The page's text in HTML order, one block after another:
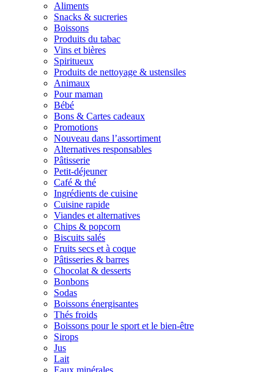
Aliments
Snacks & sucreries
Boissons
Produits du tabac
Vins et bières
Spiritueux
Produits de nettoyage & ustensiles
Animaux
Pour maman
Bébé
Bons & Cartes cadeaux
Promotions
Nouveau dans l’assortiment
Alternatives responsables
Pâtisserie
Petit-déjeuner
Café & thé
Ingrédients de cuisine
Cuisine rapide
Viandes et alternatives
Chips & popcorn
Biscuits salés
Fruits secs et à coque
Pâtisseries & barres
Chocolat & desserts
Bonbons
Sodas
Boissons énergisantes
Thés froids
Boissons pour le sport et le bien-être
Sirops
Jus
Lait
Eaux minérales